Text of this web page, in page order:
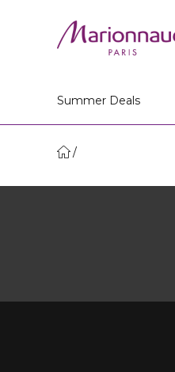
Summer Deals